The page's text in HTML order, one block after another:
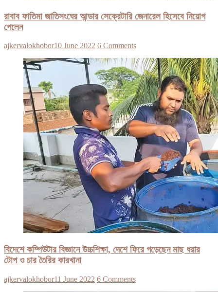
রাবাব ফাতিমা জাতিসংঘের আন্ডার সেক্রেটারি জেনারেল হিসেবে নিয়োগ
পেলেন
ajkervalokhobor10 June 2022 6 Comments
বিদেশে কম্পিউটার বিজ্ঞানে উচ্চশিক্ষা, দেশে ফিরে গড়েছেন মাছ ধরার
টোপ ও চার তৈরির কারখানা
ajkervalokhobor11 June 2022 6 Comments